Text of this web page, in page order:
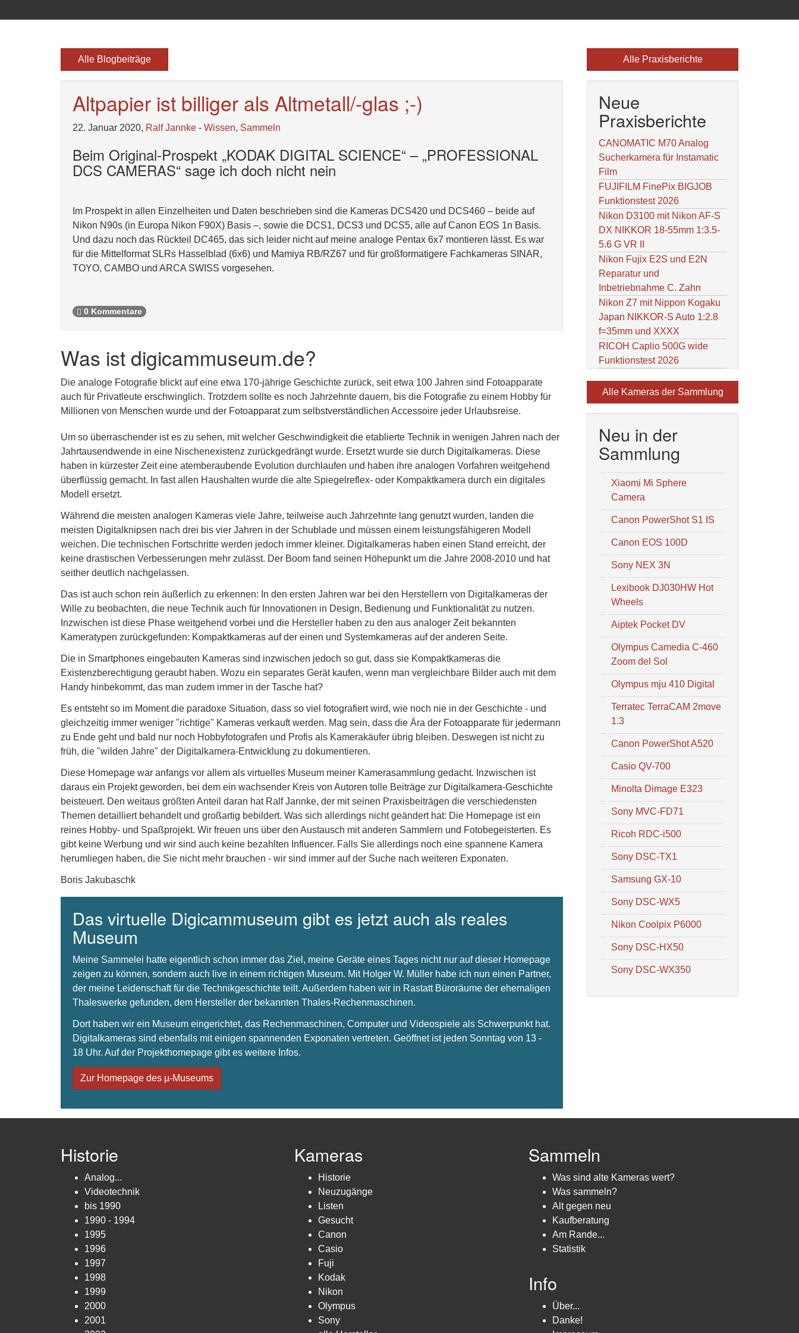
Alle Blogbeiträge
Altpapier ist billiger als Altmetall/-glas ;-)
22. Januar 2020, Ralf Jannke - Wissen, Sammeln
Beim Original-Prospekt „KODAK DIGITAL SCIENCE“ – „PROFESSIONAL
DCS CAMERAS“ sage ich doch nicht nein
Im Prospekt in allen Einzelheiten und Daten beschrieben sind die Kameras DCS420 und DCS460 – beide auf
Nikon N90s (in Europa Nikon F90X) Basis –, sowie die DCS1, DCS3 und DCS5, alle auf Canon EOS 1n Basis.
Und dazu noch das Rückteil DC465, das sich leider nicht auf meine analoge Pentax 6x7 montieren lässt. Es war
für die Mittelformat SLRs Hasselblad (6x6) und Mamiya RB/RZ67 und für großformatigere Fachkameras SINAR,
TOYO, CAMBO und ARCA SWISS vorgesehen.
0 Kommentare
Was ist digicammuseum.de?
Die analoge Fotografie blickt auf eine etwa 170-jährige Geschichte zurück, seit etwa 100 Jahren sind Fotoapparate
auch für Privatleute erschwinglich. Trotzdem sollte es noch Jahrzehnte dauern, bis die Fotografie zu einem Hobby für
Millionen von Menschen wurde und der Fotoapparat zum selbstverständlichen Accessoire jeder Urlaubsreise.
Um so überraschender ist es zu sehen, mit welcher Geschwindigkeit die etablierte Technik in wenigen Jahren nach der
Jahrtausendwende in eine Nischenexistenz zurückgedrängt wurde. Ersetzt wurde sie durch Digitalkameras. Diese
haben in kürzester Zeit eine atemberaubende Evolution durchlaufen und haben ihre analogen Vorfahren weitgehend
überflüssig gemacht. In fast allen Haushalten wurde die alte Spiegelreflex- oder Kompaktkamera durch ein digitales
Modell ersetzt.
Während die meisten analogen Kameras viele Jahre, teilweise auch Jahrzehnte lang genutzt wurden, landen die
meisten Digitalknipsen nach drei bis vier Jahren in der Schublade und müssen einem leistungsfähigeren Modell
weichen. Die technischen Fortschritte werden jedoch immer kleiner. Digitalkameras haben einen Stand erreicht, der
keine drastischen Verbesserungen mehr zulässt. Der Boom fand seinen Höhepunkt um die Jahre 2008-2010 und hat
seither deutlich nachgelassen.
Das ist auch schon rein äußerlich zu erkennen: In den ersten Jahren war bei den Herstellern von Digitalkameras der
Wille zu beobachten, die neue Technik auch für Innovationen in Design, Bedienung und Funktionalität zu nutzen.
Inzwischen ist diese Phase weitgehend vorbei und die Hersteller haben zu den aus analoger Zeit bekannten
Kameratypen zurückgefunden: Kompaktkameras auf der einen und Systemkameras auf der anderen Seite.
Die in Smartphones eingebauten Kameras sind inzwischen jedoch so gut, dass sie Kompaktkameras die
Existenzberechtigung geraubt haben. Wozu ein separates Gerät kaufen, wenn man vergleichbare Bilder auch mit dem
Handy hinbekommt, das man zudem immer in der Tasche hat?
Es entsteht so im Moment die paradoxe Situation, dass so viel fotografiert wird, wie noch nie in der Geschichte - und
gleichzeitig immer weniger "richtige" Kameras verkauft werden. Mag sein, dass die Ära der Fotoapparate für jedermann
zu Ende geht und bald nur noch Hobbyfotografen und Profis als Kamerakäufer übrig bleiben. Deswegen ist nicht zu
früh, die "wilden Jahre" der Digitalkamera-Entwicklung zu dokumentieren.
Diese Homepage war anfangs vor allem als virtuelles Museum meiner Kamerasammlung gedacht. Inzwischen ist
daraus ein Projekt geworden, bei dem ein wachsender Kreis von Autoren tolle Beiträge zur Digitalkamera-Geschichte
beisteuert. Den weitaus größten Anteil daran hat Ralf Jannke, der mit seinen Praxisbeiträgen die verschiedensten
Themen detailliert behandelt und großartig bebildert. Was sich allerdings nicht geändert hat: Die Homepage ist ein
reines Hobby- und Spaßprojekt. Wir freuen uns über den Austausch mit anderen Sammlern und Fotobegeisterten. Es
gibt keine Werbung und wir sind auch keine bezahlten Influencer. Falls Sie allerdings noch eine spannene Kamera
herumliegen haben, die Sie nicht mehr brauchen - wir sind immer auf der Suche nach weiteren Exponaten.
Boris Jakubaschk
Das virtuelle Digicammuseum gibt es jetzt auch als reales
Museum
Meine Sammelei hatte eigentlich schon immer das Ziel, meine Geräte eines Tages nicht nur auf dieser Homepage
zeigen zu können, sondern auch live in einem richtigen Museum. Mit Holger W. Müller habe ich nun einen Partner,
der meine Leidenschaft für die Technikgeschichte teilt. Außerdem haben wir in Rastatt Büroräume der ehemaligen
Thaleswerke gefunden, dem Hersteller der bekannten Thales-Rechenmaschinen.
Dort haben wir ein Museum eingerichtet, das Rechenmaschinen, Computer und Videospiele als Schwerpunkt hat.
Digitalkameras sind ebenfalls mit einigen spannenden Exponaten vertreten. Geöffnet ist jeden Sonntag von 13 -
18 Uhr. Auf der Projekthomepage gibt es weitere Infos.
Zur Homepage des µ-Museums
Alle Praxisberichte
Neue
Praxisberichte
CANOMATIC M70 Analog
Sucherkamera für Instamatic
Film
FUJIFILM FinePix BIGJOB
Funktionstest 2026
Nikon D3100 mit Nikon AF-S
DX NIKKOR 18-55mm 1:3.5-
5.6 G VR II
Nikon Fujix E2S und E2N
Reparatur und
Inbetriebnahme C. Zahn
Nikon Z7 mit Nippon Kogaku
Japan NIKKOR-S Auto 1:2.8
f=35mm und XXXX
RICOH Caplio 500G wide
Funktionstest 2026
Alle Kameras der Sammlung
Neu in der
Sammlung
Xiaomi Mi Sphere
Camera
Canon PowerShot S1 IS
Canon EOS 100D
Sony NEX 3N
Lexibook DJ030HW Hot
Wheels
Aiptek Pocket DV
Olympus Camedia C-460
Zoom del Sol
Olympus mju 410 Digital
Terratec TerraCAM 2move
1.3
Canon PowerShot A520
Casio QV-700
Minolta Dimage E323
Sony MVC-FD71
Ricoh RDC-i500
Sony DSC-TX1
Samsung GX-10
Sony DSC-WX5
Nikon Coolpix P6000
Sony DSC-HX50
Sony DSC-WX350
Historie
Analog...
Videotechnik
bis 1990
1990 - 1994
1995
1996
1997
1998
1999
2000
2001
Kameras
Historie
Neuzugänge
Listen
Gesucht
Canon
Casio
Fuji
Kodak
Nikon
Olympus
Sony
Sammeln
Was sind alte Kameras wert?
Was sammeln?
Alt gegen neu
Kaufberatung
Am Rande...
Statistik
Info
Über...
Danke!